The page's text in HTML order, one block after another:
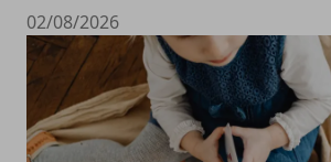
02/08/2026